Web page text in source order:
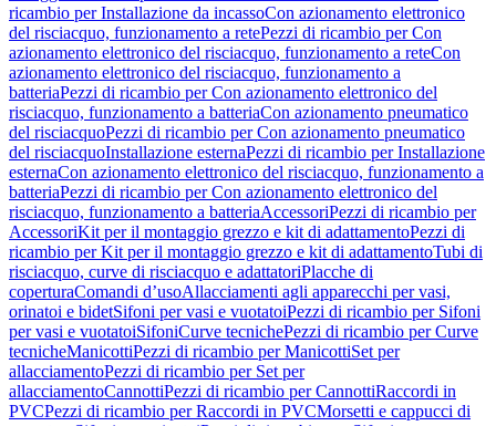
ricambio per Installazione da incassoCon azionamento elettronico
del risciacquo, funzionamento a retePezzi di ricambio per Con
azionamento elettronico del risciacquo, funzionamento a reteCon
azionamento elettronico del risciacquo, funzionamento a
batteriaPezzi di ricambio per Con azionamento elettronico del
risciacquo, funzionamento a batteriaCon azionamento pneumatico
del risciacquoPezzi di ricambio per Con azionamento pneumatico
del risciacquoInstallazione esternaPezzi di ricambio per Installazione
esternaCon azionamento elettronico del risciacquo, funzionamento a
batteriaPezzi di ricambio per Con azionamento elettronico del
risciacquo, funzionamento a batteriaAccessoriPezzi di ricambio per
AccessoriKit per il montaggio grezzo e kit di adattamentoPezzi di
ricambio per Kit per il montaggio grezzo e kit di adattamentoTubi di
risciacquo, curve di risciacquo e adattatoriPlacche di
coperturaComandi d’usoAllacciamenti agli apparecchi per vasi,
orinatoi e bidetSifoni per vasi e vuotatoiPezzi di ricambio per Sifoni
per vasi e vuotatoiSifoniCurve tecnichePezzi di ricambio per Curve
tecnicheManicottiPezzi di ricambio per ManicottiSet per
allacciamentoPezzi di ricambio per Set per
allacciamentoCannottiPezzi di ricambio per CannottiRaccordi in
PVCPezzi di ricambio per Raccordi in PVCMorsetti e cappucci di